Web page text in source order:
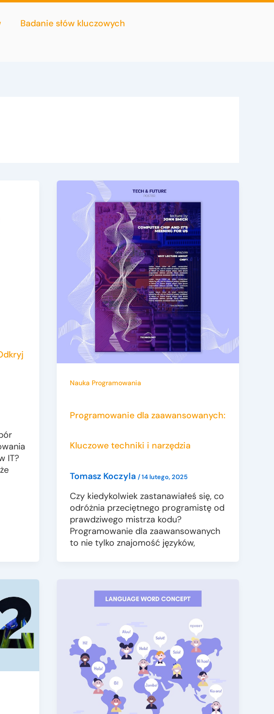
Badanie słów kluczowych
IT?
Nauka Programowania
Programowanie dla zaawansowanych:
Kluczowe techniki i narzędzia
Tomasz Koczyla /14 lutego, 2025
Czy kiedykolwiek zastanawiałeś się, co
odróżnia przeciętnego programistę od
prawdziwego mistrza kodu?
Programowanie dla zaawansowanych
to nie tylko znajomość języków,